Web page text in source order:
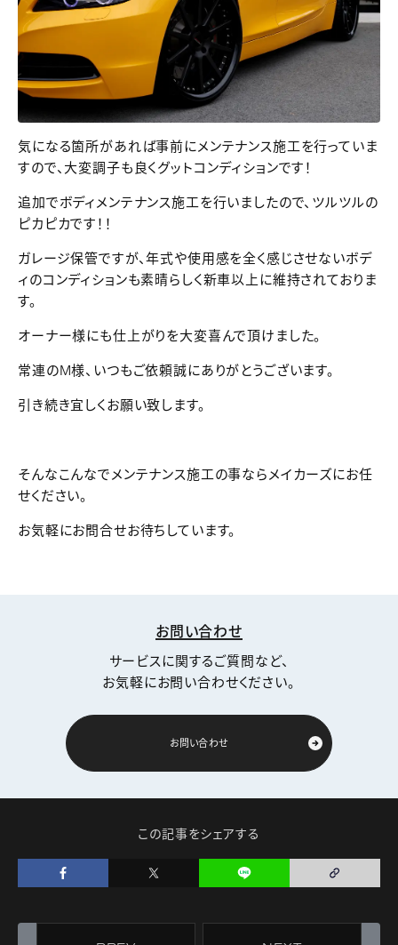
気になる箇所があれば事前にメンテナンス施工を行っていま
すので、大変調子も良くグットコンディションです！
追加でボディメンテナンス施工を行いましたので、ツルツルの
ピカピカです！！
ガレージ保管ですが、年式や使用感を全く感じさせないボデ
ィのコンディションも素晴らしく新車以上に維持されておりま
す。
オーナー様にも仕上がりを大変喜んで頂けました。
常連のM様、いつもご依頼誠にありがとうございます。
引き続き宜しくお願い致します。
そんなこんなでメンテナンス施工の事ならメイカーズにお任
せください。
お気軽にお問合せお待ちしています。
お問い合わせ
サービスに関するご質問など、
お気軽にお問い合わせください。
お問い合わせ
この記事をシェアする